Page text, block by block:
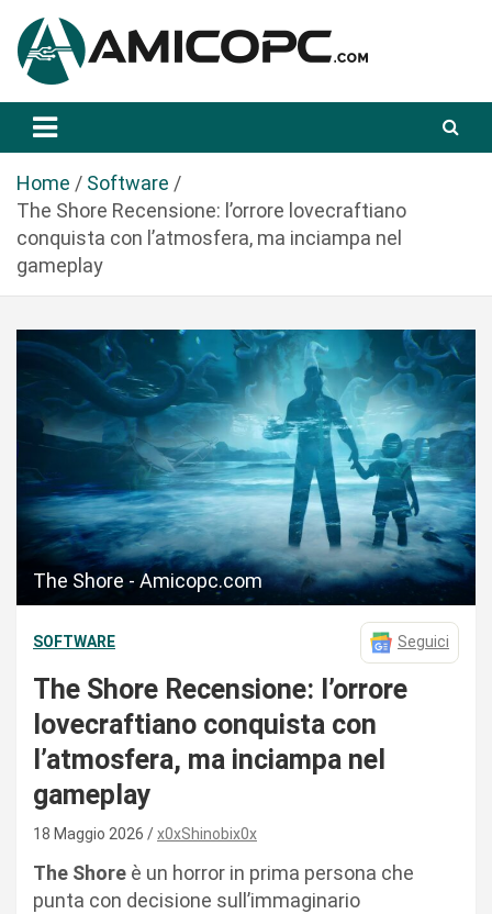
a
Amicopc.com
Home
Software
The Shore Recensione: l’orrore lovecraftiano
conquista con l’atmosfera, ma inciampa nel
gameplay
The Shore - Amicopc.com
SOFTWARE Seguici
The Shore Recensione: l’orrore
lovecraftiano conquista con
l’atmosfera, ma inciampa nel
gameplay
18 Maggio 2026 x0xShinobix0x
The Shore è un horror in prima persona che
punta con decisione sull’immaginario